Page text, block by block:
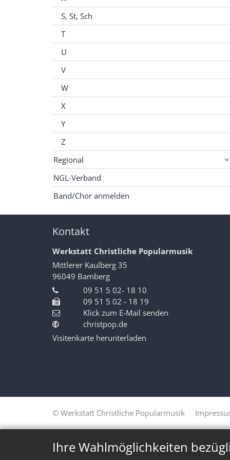
Ihre Wahlmöglichkeiten
S, St, Sch
T
U
V
W
X
Y
Z
Regional
NGL-Verband
Band/Chor anmelden
Kontakt
Werkstatt Christliche Popularmusik
Mittlerer Kaulberg 35
96049 Bamberg
09 51 5 02- 18 10
09 51 5 02 - 18 19
Klick zum E-Mail senden
christpop.de
Visitenkarte herunterladen
© Werkstatt Christliche Popularmusik